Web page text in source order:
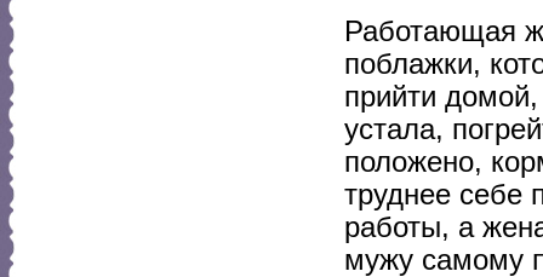
Работающая
поблажки,
прийти домой,
устала,
положено,
труднее себе
работы, а
мужу самому